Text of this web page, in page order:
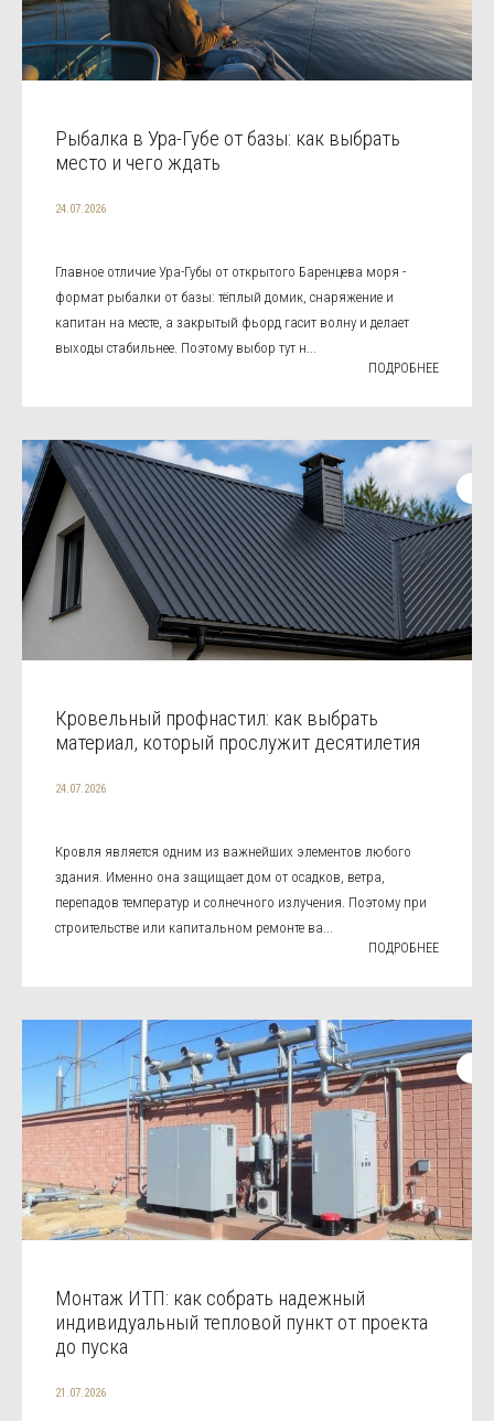
Рыбалка в Ура-Губе от базы: как выбрать
место и чего ждать
24.07.2026
Главное отличие Ура-Губы от открытого Баренцева моря -
формат рыбалки от базы: тёплый домик, снаряжение и
капитан на месте, а закрытый фьорд гасит волну и делает
выходы стабильнее. Поэтому выбор тут н...
ПОДРОБНЕЕ
Кровельный профнастил: как выбрать
материал, который прослужит десятилетия
24.07.2026
Кровля является одним из важнейших элементов любого
здания. Именно она защищает дом от осадков, ветра,
перепадов температур и солнечного излучения. Поэтому при
строительстве или капитальном ремонте ва...
ПОДРОБНЕЕ
Монтаж ИТП: как собрать надежный
индивидуальный тепловой пункт от проекта
до пуска
21.07.2026